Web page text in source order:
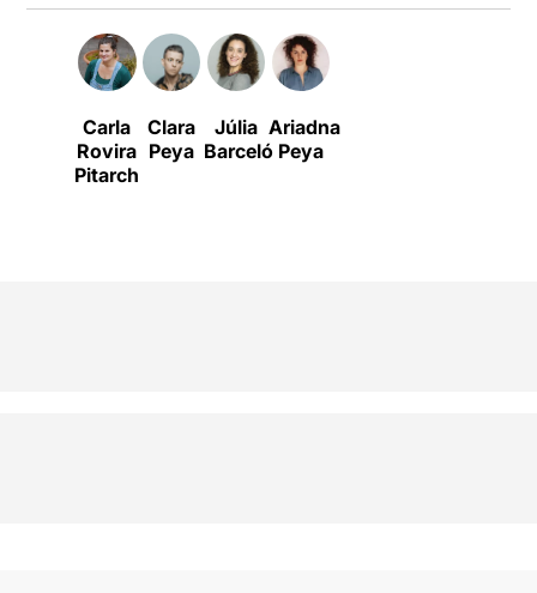
Carla
Rovira
Pitarch
Clara
Peya
Júlia
Barceló
Ariadna
Peya